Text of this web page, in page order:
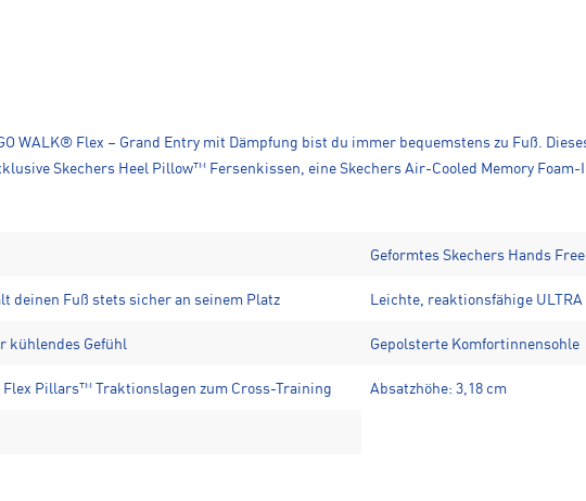
WALK® Flex – Grand Entry mit Dämpfung bist du immer bequemstens zu Fuß.
Skechers Heel Pillow™ Fersenkissen, eine Skechers Air-Cooled Memory
Geformtes Skechers Hands
deinen Fuß stets sicher an seinem Platz Leichte, reaktionsfähige
kühlendes Gefühl Gepolsterte Komfortinnensohle
Pillars™ Traktionslagen zum Cross-Training Absatzhöhe: 3,18 cm